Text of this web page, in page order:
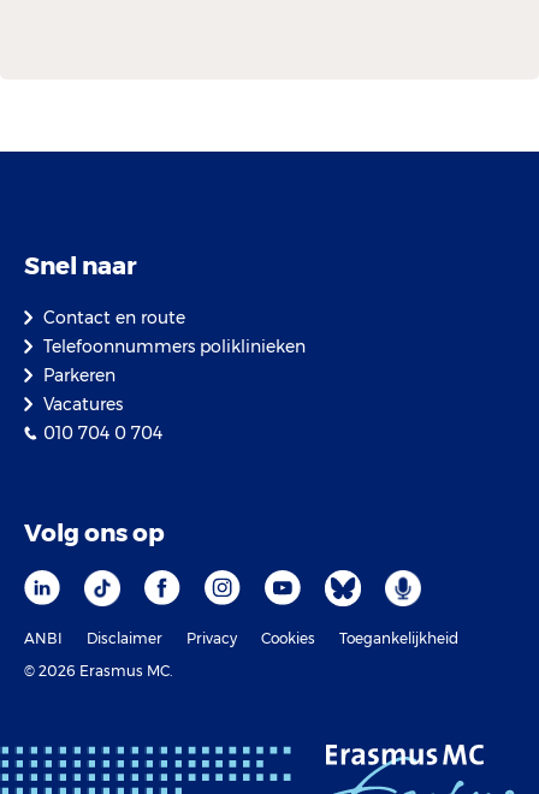
Snel naar
Contact en route
Telefoonnummers poliklinieken
Parkeren
Vacatures
010 704 0 704
Volg ons op
ANBI Disclaimer Privacy Cookies
Toegankelijkheid
© 2026 Erasmus MC.